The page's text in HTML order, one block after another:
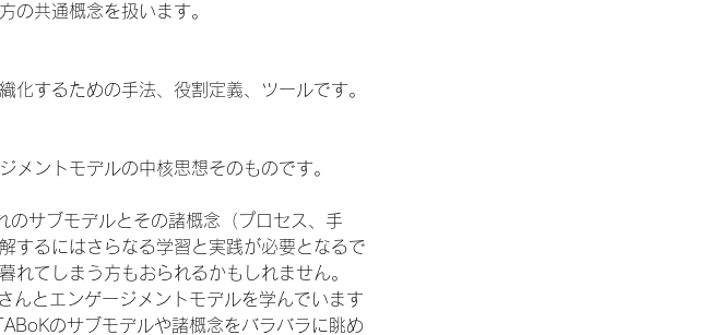
の共通概念を扱います。
化するための手法、役割定義、ツールです。
メントモデルの中核思想そのものです。
サブモデルとその諸概念（プロセス、手
するにはさらなる学習と実践が必要となるで
れてしまう方もおられるかもしれません。
んとエンゲージメントモデルを学んでいます
のサブモデルや諸概念をバラバラに眺め